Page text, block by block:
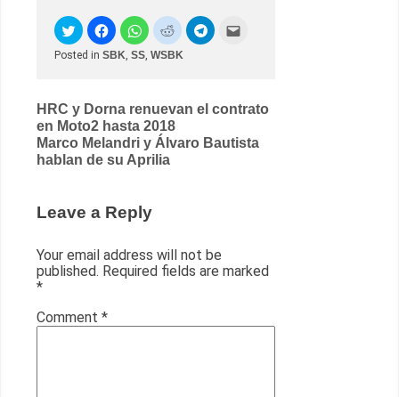
Posted in SBK, SS, WSBK
Post
navigation
HRC y Dorna renuevan el contrato
en Moto2 hasta 2018
Marco Melandri y Álvaro Bautista
hablan de su Aprilia
Leave a Reply
Your email address will not be
published. Required fields are marked
*
Comment *